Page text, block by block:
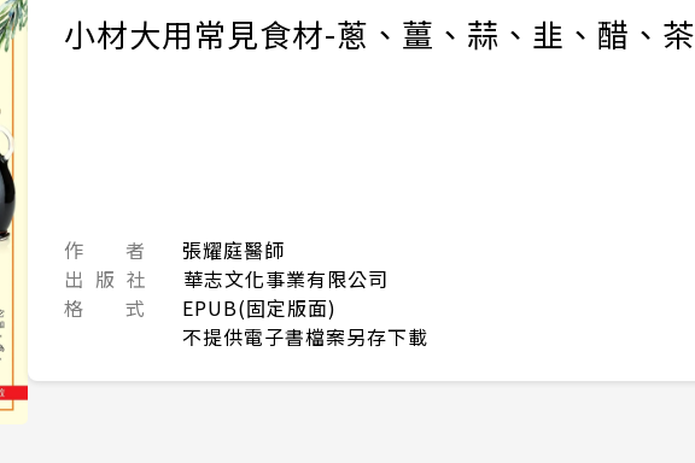
小材大用常見食材-蔥、薑、蒜、韭、醋、茶
作 者
張耀庭醫師
出 版 社
華志文化事業有限公司
格 式
EPUB(固定版面)
不提供電子書檔案另存下載